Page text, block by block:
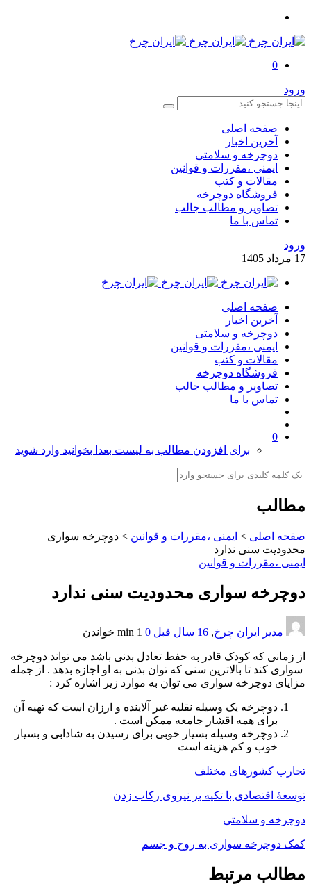
0
ورود
صفحه اصلی
آخرین اخبار
دوچرخه و سلامتی
ایمنی ،مقررات و قوانین
مقالات و کتب
فروشگاه دوچرخه
تصاویر و مطالب جالب
تماس با ما
ورود
17 مرداد 1405
صفحه اصلی
آخرین اخبار
دوچرخه و سلامتی
ایمنی ،مقررات و قوانین
مقالات و کتب
فروشگاه دوچرخه
تصاویر و مطالب جالب
تماس با ما
0
برای افزودن مطالب به لیست بعدا بخوانید وارد شوید
مطالب
صفحه اصلی > ایمنی ،مقررات و قوانین > دوچرخه سواری
محدودیت سنی ندارد
ایمنی ،مقررات و قوانین
دوچرخه سواری محدودیت سنی ندارد
مدیر ایران چرخ, 16 سال قبل 0
1 min خواندن
از زمانی که کودک قادر به حفط تعادل بدنی باشد می تواند دوچرخه
سواری کند تا بالاترین سنی که توان بدنی به او اجازه بدهد . از جمله
مزایای دوچرخه سواری می توان به موارد زیر اشاره کرد :
دوچرخه یک وسیله نقلیه غیر آلاینده و ارزان است که تهیه آن
برای همه اقشار جامعه ممکن است .
دوچرخه وسیله بسیار خوبی برای رسیدن به شادابی و بسیار
خوب و کم هزینه است
تجارب کشورهای مختلف
توسعۀ اقتصادی با تکیه بر نیروی رکاب زدن
دوچرخه و سلامتی
کمک دوچرخه سواری به روح و جسم
مطالب مرتبط